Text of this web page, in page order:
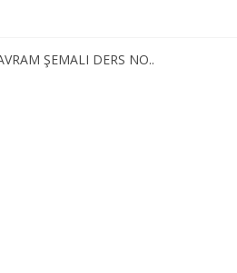
ŞEMALI DERS NO..